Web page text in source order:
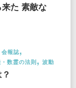
た 素敵な
会報誌
数霊の法則
波動